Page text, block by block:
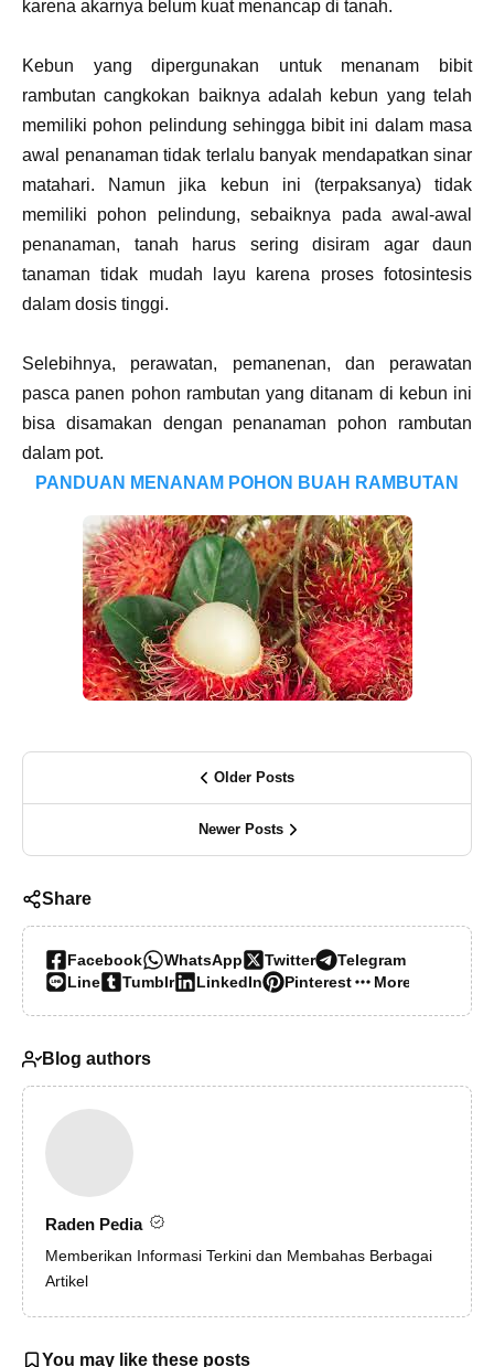
karena akarnya belum kuat menancap di tanah.
Kebun yang dipergunakan untuk menanam bibit
rambutan cangkokan baiknya adalah kebun yang telah
memiliki pohon pelindung sehingga bibit ini dalam masa
awal penanaman tidak terlalu banyak mendapatkan sinar
matahari. Namun jika kebun ini (terpaksanya) tidak
memiliki pohon pelindung, sebaiknya pada awal-awal
penanaman, tanah harus sering disiram agar daun
tanaman tidak mudah layu karena proses fotosintesis
dalam dosis tinggi.
Selebihnya, perawatan, pemanenan, dan perawatan
pasca panen pohon rambutan yang ditanam di kebun ini
bisa disamakan dengan penanaman pohon rambutan
dalam pot.
PANDUAN MENANAM POHON BUAH RAMBUTAN
Older Posts
Newer Posts
Share
Facebook WhatsApp Twitter
Telegram
Line
Tumblr LinkedIn Pinterest More…
Blog authors
Raden Pedia
Memberikan Informasi Terkini dan Membahas Berbagai
Artikel
You may like these posts